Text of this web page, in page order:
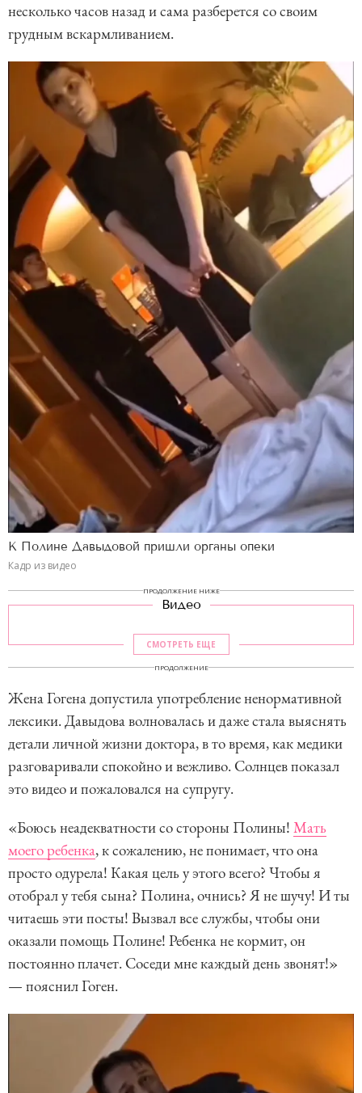
несколько часов назад и сама разберется со своим
грудным вскармливанием.
К Полине Давыдовой пришли органы опеки
Кадр из видео
ПРОДОЛЖЕНИЕ НИЖЕ
Видео
СМОТРЕТЬ ЕЩЕ
ПРОДОЛЖЕНИЕ
Жена Гогена допустила употребление ненормативной
лексики. Давыдова волновалась и даже стала выяснять
детали личной жизни доктора, в то время, как медики
разговаривали спокойно и вежливо. Солнцев показал
это видео и пожаловался на супругу.
«Боюсь неадекватности со стороны Полины! Мать
моего ребенка, к сожалению, не понимает, что она
просто одурела! Какая цель у этого всего? Чтобы я
отобрал у тебя сына? Полина, очнись? Я не шучу! И ты
читаешь эти посты! Вызвал все службы, чтобы они
оказали помощь Полине! Ребенка не кормит, он
постоянно плачет. Соседи мне каждый день звонят!»
— пояснил Гоген.